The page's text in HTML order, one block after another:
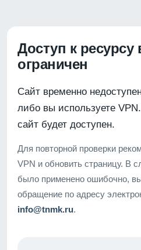
Доступ к ресурсу
ограничен
Сайт временно
либо вы используете
сайт будет доступен.
Для повторной проверки
VPN и обновить страницу. В
было применено ошибочно,
обращение по адресу
info@tnmk.ru.